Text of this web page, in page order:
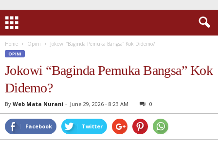
Home Opini Jokowi “Baginda Pemuka Bangsa” Kok Didemo?
OPINI
Jokowi “Baginda Pemuka Bangsa” Kok
Didemo?
By Web Mata Nurani - June 29, 2026 - 8:23 AM 0
Facebook Twitter